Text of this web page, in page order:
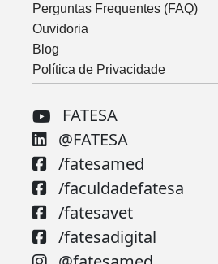
Perguntas Frequentes (FAQ)
Ouvidoria
Blog
Política de Privacidade
FATESA
@FATESA
/fatesamed
/faculdadefatesa
/fatesavet
/fatesadigital